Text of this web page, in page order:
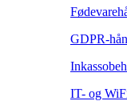
GDPR-
IT- og